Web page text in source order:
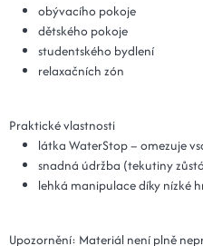
obývacího pokoje
dětského pokoje
studentského bydlení
relaxačních zón
Praktické vlastnosti
látka WaterStop – omezuje
snadná údržba (tekutiny
lehká manipulace díky nízké
Upozornění: Materiál není plně